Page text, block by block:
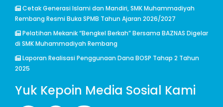
Cetak Generasi Islami dan Mandiri, SMK Muhammadiyah
Rembang Resmi Buka SPMB Tahun Ajaran 2026/2027
Pelatihan Mekanik “Bengkel Berkah” Bersama BAZNAS Digelar
di SMK Muhammadiyah Rembang
Laporan Realisasi Penggunaan Dana BOSP Tahap 2 Tahun
2025
Yuk Kepoin Media Sosial Kami